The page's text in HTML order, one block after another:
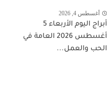
أغسطس 4, 2026
أبراج اليوم الأربعاء 5
أغسطس 2026 العامة في
الحب والعمل...